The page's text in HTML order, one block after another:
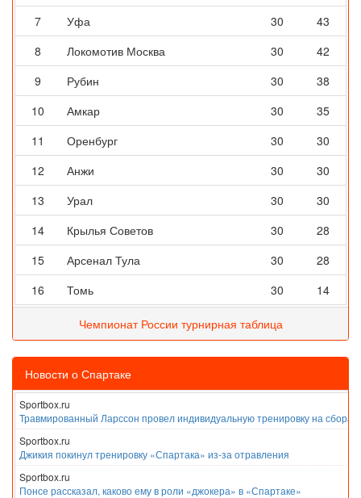
7
Уфа 30
43
8
Локомотив Москва 30
42
9
Рубин 30
38
10
Амкар 30
35
11
Оренбург 30
30
12
Анжи 30
30
13
Урал 30
30
14
Крылья Советов 30
28
15
Арсенал Тула 30
28
16
Томь 30 14
Чемпионат России турнирная таблица
Новости о Спартаке
Sportbox.ru
Травмированный Ларссон провел индивидуальную тренировку на
Sportbox.ru
Джикия покинул тренировку «Спартака» из-за отравления
Sportbox.ru
Понсе рассказал, каково ему в роли «джокера» в «Спартаке»